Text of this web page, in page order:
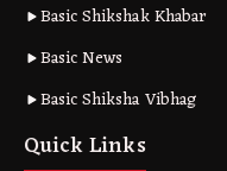
Basic Shikshak Khabar
Basic News
Basic Shiksha Vibhag
Quick Links